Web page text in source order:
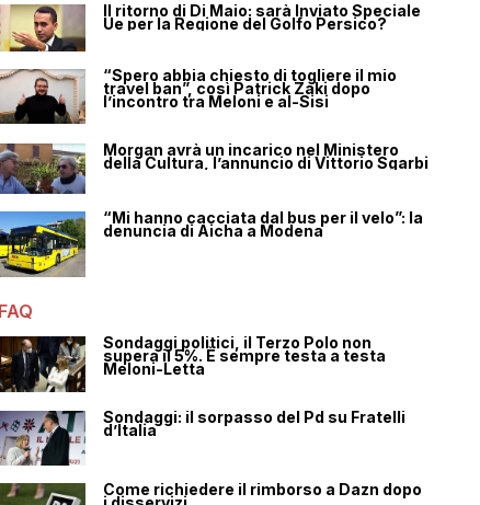
Il ritorno di Di Maio: sarà Inviato Speciale
Ue per la Regione del Golfo Persico?
“Spero abbia chiesto di togliere il mio
travel ban”, così Patrick Zaki dopo
l’incontro tra Meloni e al-Sisi
Morgan avrà un incarico nel Ministero
della Cultura, l’annuncio di Vittorio Sgarbi
“Mi hanno cacciata dal bus per il velo”: la
denuncia di Aicha a Modena
FAQ
Sondaggi politici, il Terzo Polo non
supera il 5%. È sempre testa a testa
Meloni-Letta
Sondaggi: il sorpasso del Pd su Fratelli
d’Italia
Come richiedere il rimborso a Dazn dopo